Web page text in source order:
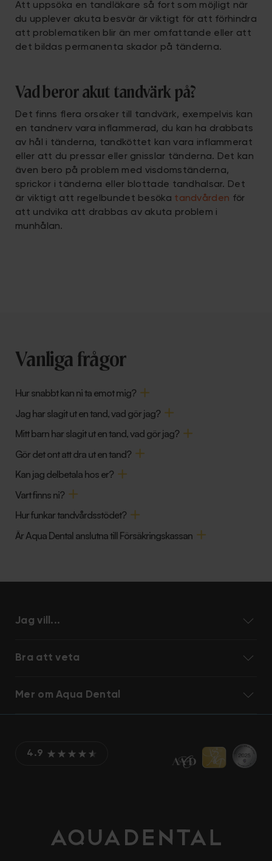
Att uppsöka en tandläkare så fort som möjligt när
du upplever akuta besvär är viktigt för att förhindra
att problematiken blir än mer omfattande eller att
det bildas permanenta skador på tänderna.
Vad beror akut tandvärk på?
Det finns flera orsaker till tandvärk, exempelvis kan
en tandnerv vara inflammerad, du kan ha drabbats
av hål i tänderna, tandköttet kan vara inflammerat
eller att du pressar eller gnisslar tänderna. Det kan
även bero på problem med visdomständerna,
sprickor i tänderna eller blottade tandhalsar. Det
är viktigt att regelbundet besöka tandvården för
att undvika att drabbas av akuta problem i
munhålan.
Vanliga frågor
Hur snabbt kan ni ta emot mig?
Jag har slagit ut en tand, vad gör jag?
Mitt barn har slagit ut en tand, vad gör jag?
Gör det ont att dra ut en tand?
Kan jag delbetala hos er?
Vart finns ni?
Hur funkar tandvårdsstödet?
Är Aqua Dental anslutna till Försäkringskassan
Jag vill...
Bra att veta
Mer om Aqua Dental
4.9